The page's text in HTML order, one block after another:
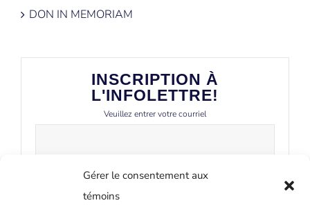
Gérer le consentement aux
témoins
DON IN MEMORIAM
INSCRIPTION À
L'INFOLETTRE!
Veuillez entrer votre courriel